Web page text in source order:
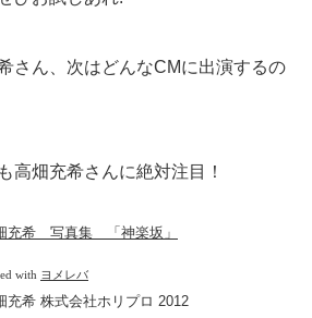
さん、次はどんなCMに出演するの
高畑充希さんに絶対注目！
充希 写真集 「神楽坂」
with ヨメレバ
充希 株式会社ホリプロ 2012